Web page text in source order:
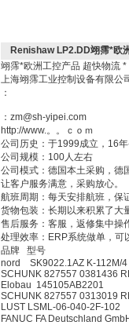
Renishaw LP2.DD翊霈*欧
翊霈*欧洲工控产品 超快物
上海翊霈工业控制设备有限
：
：zm@sh-yipei.com
http://www.。。ｃｏｍ
公司历史：于1999成立，16
公司规模：100人左右
公司模式：德国本土采购，德
让客户服务满意，采购放心。
航班周期：每天安排航班，保
货物包装：长期以来积累了大
售后服务：客服，返修集中操
处理效率：ERP系统做单，可
品牌 型号
nord
SCHUNK 827557 0381436
Elobau
SCHUNK 827557 0313019
LUST LSML-06-040-
FANUC FA Deutschland